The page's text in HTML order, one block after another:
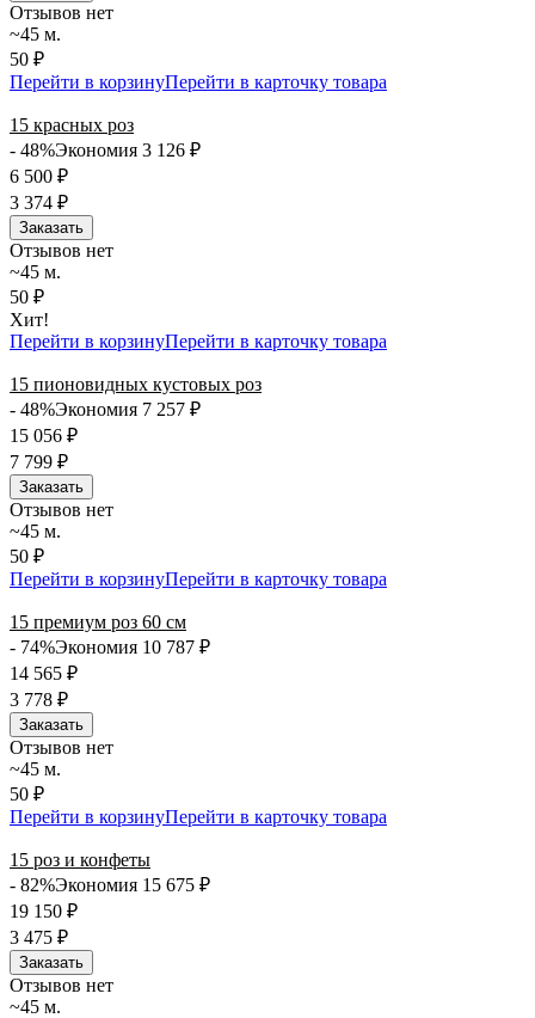
Отзывов нет
~45 м.
50 ₽
Перейти в корзинуПерейти в карточку товара
15 красных роз
- 48%Экономия 3 126 ₽
6 500 ₽
3 374 ₽
Заказать
Отзывов нет
~45 м.
50 ₽
Хит!
Перейти в корзинуПерейти в карточку товара
15 пионовидных кустовых роз
- 48%Экономия 7 257 ₽
15 056 ₽
7 799 ₽
Заказать
Отзывов нет
~45 м.
50 ₽
Перейти в корзинуПерейти в карточку товара
15 премиум роз 60 см
- 74%Экономия 10 787 ₽
14 565 ₽
3 778 ₽
Заказать
Отзывов нет
~45 м.
50 ₽
Перейти в корзинуПерейти в карточку товара
15 роз и конфеты
- 82%Экономия 15 675 ₽
19 150 ₽
3 475 ₽
Заказать
Отзывов нет
~45 м.